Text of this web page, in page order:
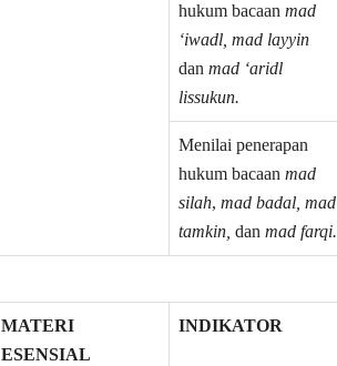
hukum bacaan mad
‘iwadl, mad layyin
dan mad ‘aridl
lissukun.
Menilai penerapan
hukum bacaan mad
silah, mad badal, mad
tamkin, dan mad farqi.
MATERI
ESENSIAL
INDIKATOR